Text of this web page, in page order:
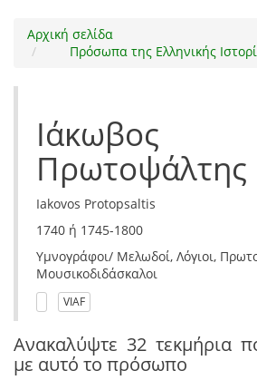
Αρχική σελίδα
Πρόσωπα της Ελληνικής
Ιάκωβος
Πρωτοψάλτης
Iakovos Protopsaltis
1740 ή 1745-1800
Υμνογράφοι/ Μελωδοί, Λόγιοι,
Μουσικοδιδάσκαλοι
VIAF
Ανακαλύψτε 32 τεκμήρια
με αυτό το πρόσωπο